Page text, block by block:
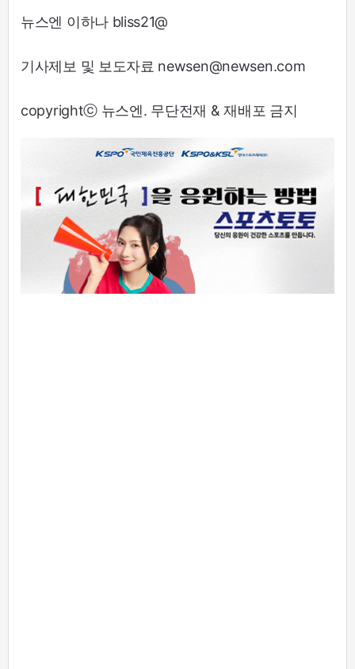
뉴스엔 이하나 bliss21@
기사제보 및 보도자료 newsen@newsen.com
copyrightⓒ 뉴스엔. 무단전재 & 재배포 금지